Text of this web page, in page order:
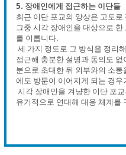
5. 장애인에게 접근하는 이단들
최근 이단 포교의 양상은 고도
그중 시각 장애인을 대상으로 한
를 이룹니다.
세 가지 정도로 그 방식을 정리
접근해 충분한 설명과 동의도 없
분으로 초대한 뒤 외부와의 소
에도 방문이 이어지게 되는 경
시각 장애인을 겨냥한 이단 포
유기적으로 연대해 대응 체계를